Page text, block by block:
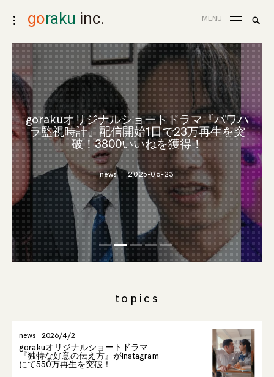
to
content
goraku inc.
toggle
sidebar
MENU
『権力の花園』がRenta!ショートドラマラ
ンキングで連日1位を獲得！
news 2026-02-25
gorakuオリジナルショートドラマ『パワハ
ラ監視時計』配信開始1日で23万再生を突
破！3800いいねを獲得！
news 2025-06-23
『結婚詐欺師と堕ちる女』が、デイリーラ
ンキングで連日1位を獲得！
news 2025-04-10
弊社制作協力の「愛の炎罪～人気ママタレ
の裏の顔は不倫モンスターでした。～」、
BUMPの縦型ショートドラマで初速1ヶ月の
歴代売上1位を記録
news 2024-08-26
xR lab.発 バーチャルプロダクションシステ
ム特許出願
release 2020-12-25
topics
news 2026/4/2
gorakuオリジナルショートドラマ
『独特な好意の伝え方』がInstagram
にて550万再生を突破！
search